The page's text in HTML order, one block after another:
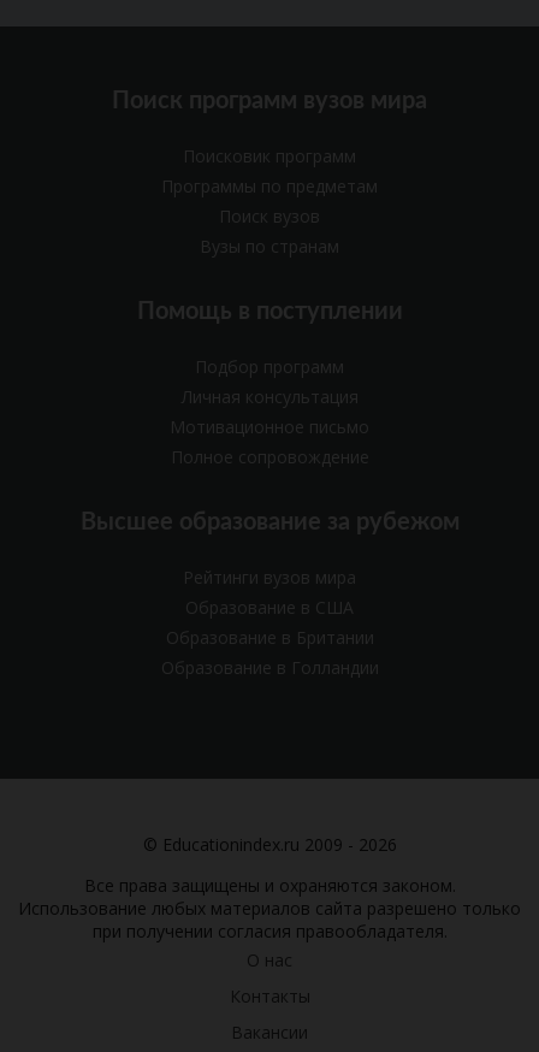
Поиск программ вузов мира
Поисковик программ
Программы по предметам
Поиск вузов
Вузы по странам
Помощь в поступлении
Подбор программ
Личная консультация
Мотивационное письмо
Полное сопровождение
Высшее образование за рубежом
Рейтинги вузов мира
Образование в США
Образование в Британии
Образование в Голландии
© Educationindex.ru 2009 - 2026
Все права защищены и охраняются законом.
Использование любых материалов сайта разрешено только
при получении согласия правообладателя.
О нас
Контакты
Вакансии